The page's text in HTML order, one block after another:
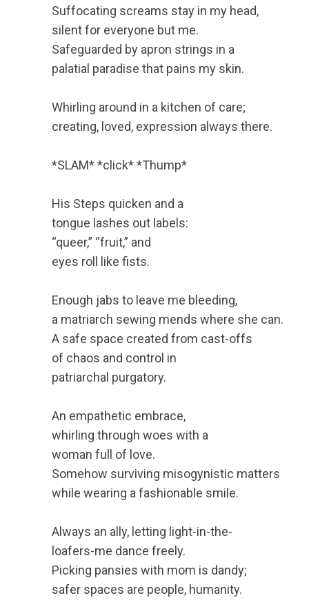
Suffocating screams stay in my head,
silent for everyone but me.
Safeguarded by apron strings in a
palatial paradise that pains my skin.
Whirling around in a kitchen of care;
creating, loved, expression always there.
*SLAM* *click* *Thump*
His Steps quicken and a
tongue lashes out labels:
“queer,” “fruit,” and
eyes roll like fists.
Enough jabs to leave me bleeding,
a matriarch sewing mends where she can.
A safe space created from cast-offs
of chaos and control in
patriarchal purgatory.
An empathetic embrace,
whirling through woes with a
woman full of love.
Somehow surviving misogynistic matters
while wearing a fashionable smile.
Always an ally, letting light-in-the-
loafers-me dance freely.
Picking pansies with mom is dandy;
safer spaces are people, humanity.